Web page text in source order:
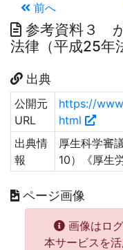
前へ
参考資料３
法律（平成25年
出典
公開元
URL
https://
html
出典情
報
厚生科学審
10）《厚生
ページ画像
画像はログ
本サービスを